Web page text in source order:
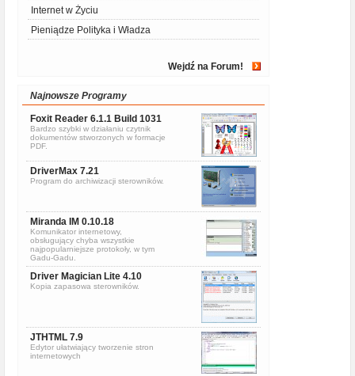
Internet w Życiu
Pieniądze Polityka i Władza
Wejdź na Forum!
Najnowsze Programy
Foxit Reader 6.1.1 Build 1031
Bardzo szybki w działaniu czytnik
dokumentów stworzonych w formacje
PDF.
DriverMax 7.21
Program do archiwizacji sterowników.
Miranda IM 0.10.18
Komunikator internetowy,
obsługujący chyba wszystkie
najpopularniejsze protokoły, w tym
Gadu-Gadu.
Driver Magician Lite 4.10
Kopia zapasowa sterowników.
JTHTML 7.9
Edytor ułatwiający tworzenie stron
internetowych